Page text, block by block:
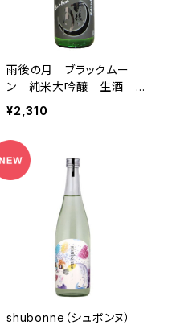
雨後の月 ブラックムー
ン 純米大吟醸 生酒 7
20ml
¥2,310
shubonne（シュボンヌ）